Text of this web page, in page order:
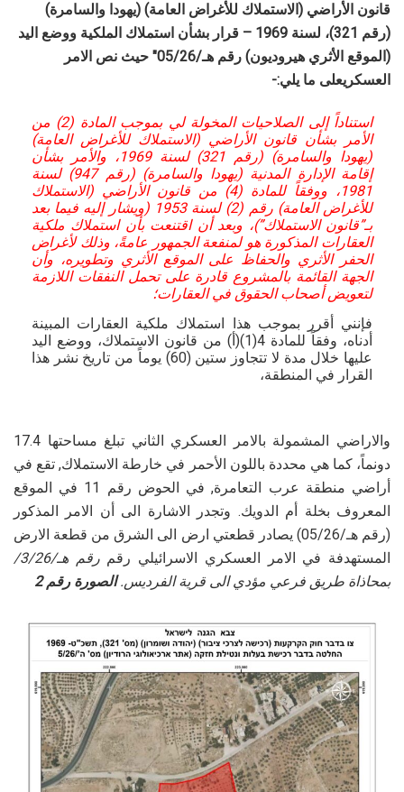
قانون الأراضي (الاستملاك للأغراض العامة) (يهودا والسامرة)
(رقم 321)، لسنة 1969 –
قرار بشأن استملاك الملكية ووضع اليد
(الموقع الأثري هيروديون) رقم هـ/05/26″ حيث نص الامر
العسكريعلى ما يلي:-
استناداً إلى الصلاحيات المخولة لي بموجب المادة (2) من
الأمر بشأن قانون الأراضي (الاستملاك للأغراض العامة)
(يهودا والسامرة) (رقم 321) لسنة 1969، والأمر بشأن
إقامة الإدارة المدنية (يهودا والسامرة) (رقم 947) لسنة
1981، ووفقاً للمادة (4) من قانون الأراضي (الاستملاك
للأغراض العامة) رقم (2) لسنة 1953 (ويشار إليه فيما بعد
بـ”قانون الاستملاك”)، وبعد أن اقتنعت بأن استملاك ملكية
العقارات المذكورة هو لمنفعة الجمهور عامةً، وذلك لأغراض
الحفر الأثري والحفاظ على الموقع الأثري وتطويره، وأن
الجهة القائمة بالمشروع قادرة على تحمل النفقات اللازمة
لتعويض أصحاب الحقوق في العقارات؛
فإنني أقرر بموجب هذا استملاك ملكية العقارات المبينة
أدناه، وفقاً للمادة 4(1)(أ) من قانون الاستملاك، ووضع اليد
عليها خلال مدة لا تتجاوز ستين (60) يوماً من تاريخ نشر هذا
القرار في المنطقة،
والاراضي المشمولة بالامر العسكري الثاني تبلغ مساحتها 17.4
دونماً، كما هي محددة باللون الأحمر في خارطة الاستملاك, تقع في
أراضي منطقة عرب التعامرة, في الحوض رقم 11 في الموقع
المعروف بخلة أم الدويك. وتجدر الاشارة الى أن الامر المذكور
(رقم هـ/05/26) يصادر قطعتي ارض الى الشرق من قطعة الارض
المستهدفة في الامر العسكري الاسرائيلي رقم
رقم هـ/3/26/
بمحاذاة طريق فرعي مؤدي الى قرية الفرديس.الصورة رقم 2